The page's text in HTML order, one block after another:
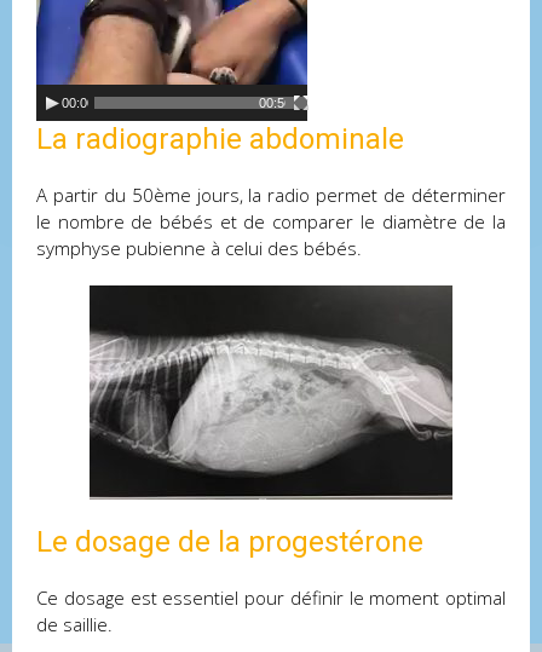
00:00 00:56
La radiographie abdominale
A partir du 50ème jours, la radio permet de déterminer
le nombre de bébés et de comparer le diamètre de la
symphyse pubienne à celui des bébés.
Le dosage de la progestérone
Ce dosage est essentiel pour définir le moment optimal
de saillie.